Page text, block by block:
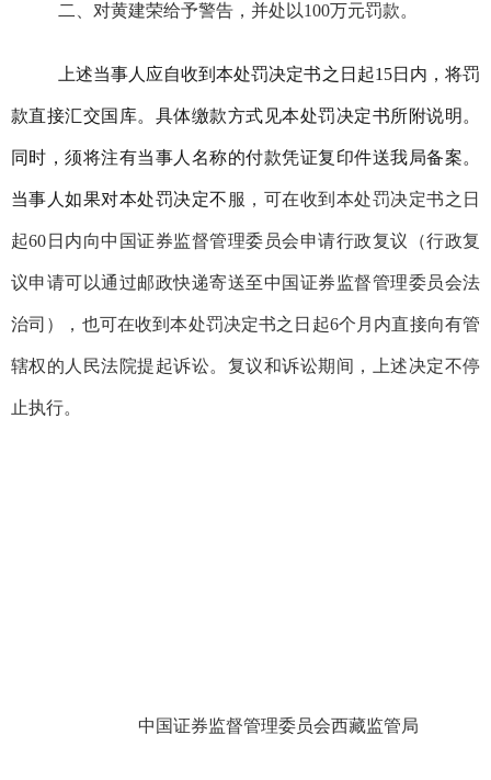
二、对黄建荣给予警告，并处以100万元罚款。
上述当事人应自收到本处罚决定书之日起15日内，将罚
款直接汇交国库。具体缴款方式见本处罚决定书所附说明。
同时，须将注有当事人名称的付款凭证复印件送我局备案。
当事人如果对本处罚决定不服，可在收到本处罚决定书之日
起60日内向中国证券监督管理委员会申请行政复议 （行政复
议申请可以通过邮政快递寄送至中国证券监督管理委员会法
治司） ，也可在收到本处罚决定书之日起6个月内直接向有管
辖权的人民法院提起诉讼。复议和诉讼期间，上述决定不停
止执行。
中国证券监督管理委员会西藏监管局